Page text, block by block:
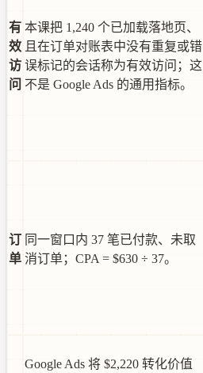
有
效
访
问
本课把 1,240 个已加载落地页、
且在订单对账表中没有重复或错
误标记的会话称为有效访问；这
不是 Google Ads 的通用指标。
订
单
同一窗口内 37 笔已付款、未取
消订单；CPA = $630 ÷ 37。
Google Ads 将 $2,220 转化价值